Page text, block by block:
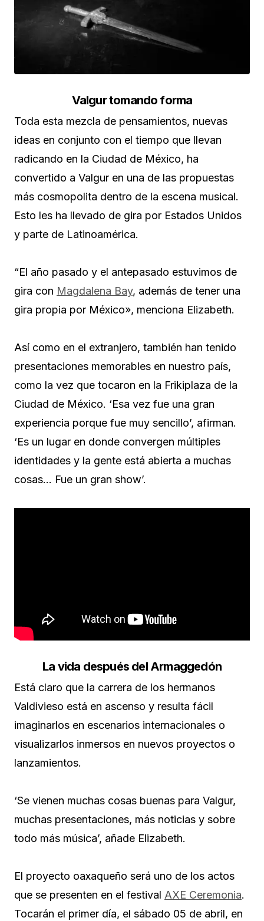
Valgur tomando forma
Toda esta mezcla de pensamientos, nuevas
ideas en conjunto con el tiempo que llevan
radicando en la Ciudad de México, ha
convertido a Valgur en una de las propuestas
más cosmopolita dentro de la escena musical.
Esto les ha llevado de gira por Estados Unidos
y parte de Latinoamérica.
“El año pasado y el antepasado estuvimos de
gira con Magdalena Bay, además de tener una
gira propia por México», menciona Elizabeth.
Así como en el extranjero, también han tenido
presentaciones memorables en nuestro país,
como la vez que tocaron en la Frikiplaza de la
Ciudad de México. ‘Esa vez fue una gran
experiencia porque fue muy sencillo’, afirman.
‘Es un lugar en donde convergen múltiples
identidades y la gente está abierta a muchas
cosas… Fue un gran show’.
La vida después del Armaggedón
Está claro que la carrera de los hermanos
Valdivieso está en ascenso y resulta fácil
imaginarlos en escenarios internacionales o
visualizarlos inmersos en nuevos proyectos o
lanzamientos.
‘Se vienen muchas cosas buenas para Valgur,
muchas presentaciones, más noticias y sobre
todo más música’, añade Elizabeth.
El proyecto oaxaqueño será uno de los actos
que se presenten en el festival AXE Ceremonia.
Tocarán el primer día, el sábado 05 de abril, en